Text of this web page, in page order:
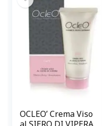
OCLEO’ Crema Viso